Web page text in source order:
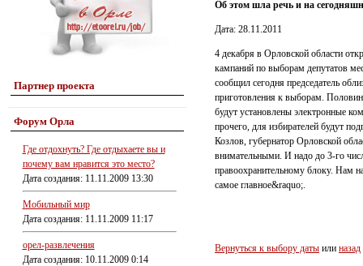
Партнер проекта
Форум Орла
Где отдохнуть? Где отдыхаете вы и
почему вам нравится это место?
Дата создания: 11.11.2009 13:30
Мобильный мир
Дата создания: 11.11.2009 11:17
орел-развлечения
Дата создания: 10.11.2009 0:14
Об этом шла речь и на
Дата: 28.11.2011
4 декабря в Орловской области
кампаний по выборам депутатов
сообщил сегодня председатель
приготовления к выборам.
будут установлены электронные
прочего, для избирателей будут
Козлов, губернатор Орловской
внимательными. И надо до 3-го
правоохранительному блоку. Нам
самое главное&raquo;.
Вернуться к выбору даты или назад